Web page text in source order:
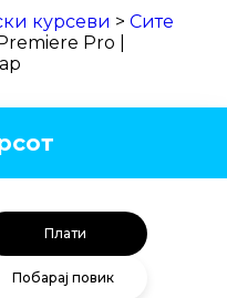
курсеви > Сите
Pro |
Плати
Побарај повик